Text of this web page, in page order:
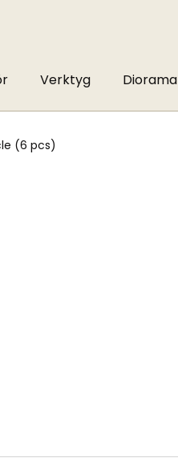
Verktyg Diorama
(6 pcs)